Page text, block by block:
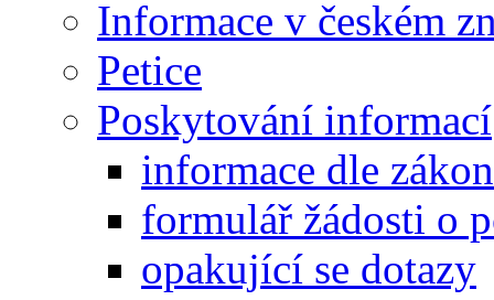
Informace v českém
Petice
Poskytování informací
informace dle
formulář žádosti o
opakující se dotazy